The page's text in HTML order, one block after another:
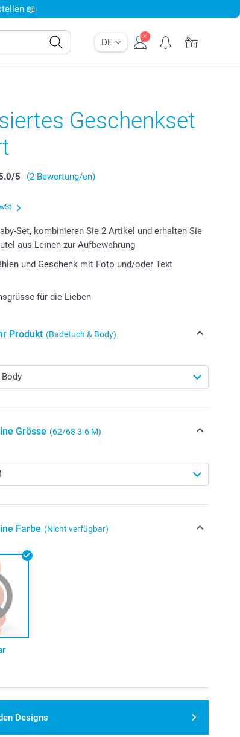
DE
📖
Geschenkset
/5
(2 Bewertung/en)
Set, kombinieren Sie 2 Artikel und erhalten Sie
aus Leinen zur Aufbewahrung
und Geschenk mit Foto und/oder Text
für die Lieben
Produkt (Badetuch & Body)
Grösse (62/68 3-6 M)
Farbe (Nicht verfügbar)
Designs